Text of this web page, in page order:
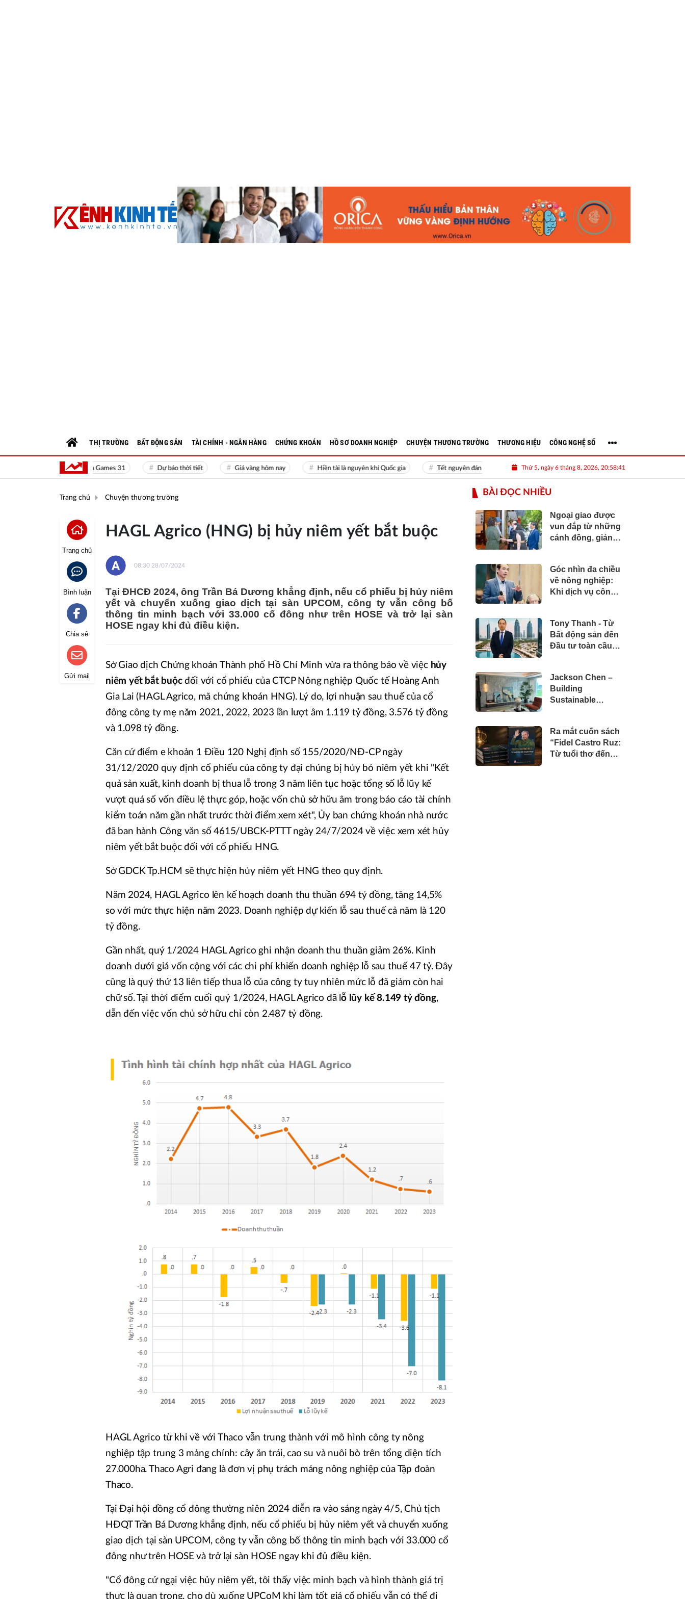
Sea Games 31 Dự báo thời tiết Giá vàng hôm nay Hiền tài là nguyên khí Quốc gia Tết nguyên đán Nhâm Dần 2022 Nguồn nhân lực Việt
Thứ 5, ngày 6 tháng 8, 2026, 20:58:43
THỊ TRƯỜNG BẤT ĐỘNG SẢN TÀI CHÍNH - NGÂN HÀNG CHỨNG KHOÁN HỒ SƠ DOANH NGHIỆP CHUYỆN THƯƠNG TRƯỜNG THƯƠNG HIỆU CÔNG NGHỆ SỐ
Trang chủ Chuyện thương trường
Trang chủ
Bình luận
Chia sẻ
Gửi mail
HAGL Agrico (HNG) bị hủy niêm yết bắt buộc
08:30 28/07/2024
Tại ĐHCĐ 2024, ông Trần Bá Dương khẳng định, nếu cổ phiếu bị hủy niêm
yết và chuyển xuống giao dịch tại sàn UPCOM, công ty vẫn công bố
thông tin minh bạch với 33.000 cổ đông như trên HOSE và trở lại sàn
HOSE ngay khi đủ điều kiện.
Sở Giao dịch Chứng khoán Thành phố Hồ Chí Minh vừa ra thông báo về việc hủy
niêm yết bắt buộcđối với cổ phiếu của CTCP Nông nghiệp Quốc tế Hoàng Anh
Gia Lai (HAGL Agrico, mã chứng khoán HNG). Lý do, lợi nhuận sau thuế của cổ
đông công ty mẹ năm 2021, 2022, 2023 lần lượt âm 1.119 tỷ đồng, 3.576 tỷ đồng
và 1.098 tỷ đồng.
Căn cứ điểm e khoản 1 Điều 120 Nghị định số 155/2020/NĐ-CP ngày
31/12/2020 quy định cổ phiếu của công ty đại chúng bị hủy bỏ niêm yết khi "Kết
quả sản xuất, kinh doanh bị thua lỗ trong 3 năm liên tục hoặc tổng số lỗ lũy kế
vượt quá số vốn điều lệ thực góp, hoặc vốn chủ sở hữu âm trong báo cáo tài chính
kiểm toán năm gần nhất trước thời điểm xem xét", Ủy ban chứng khoán nhà nước
đã ban hành Công văn số 4615/UBCK-PTTT ngày 24/7/2024 về việc xem xét hủy
niêm yết bắt buộc đối với cổ phiếu HNG.
Sở GDCK Tp.HCM sẽ thực hiện hủy niêm yết HNG theo quy định.
Năm 2024, HAGL Agrico lên kế hoạch doanh thu thuần 694 tỷ đồng, tăng 14,5%
so với mức thực hiện năm 2023. Doanh nghiệp dự kiến lỗ sau thuế cả năm là 120
tỷ đồng.
Gần nhất, quý 1/2024 HAGL Agrico ghi nhận doanh thu thuần giảm 26%. Kinh
doanh dưới giá vốn cộng với các chi phí khiến doanh nghiệp lỗ sau thuế 47 tỷ. Đây
cũng là quý thứ 13 liên tiếp thua lỗ của công ty tuy nhiên mức lỗ đã giảm còn hai
chữ số. Tại thời điểm cuối quý 1/2024, HAGL Agrico đã l ỗ lũy kế 8.149 tỷ đồng,
dẫn đến việc vốn chủ sở hữu chỉ còn 2.487 tỷ đồng.
HAGL Agrico từ khi về với Thaco vẫn trung thành với mô hình công ty nông
nghiệp tập trung 3 mảng chính: cây ăn trái, cao su và nuôi bò trên tổng diện tích
27.000ha. Thaco Agri đang là đơn vị phụ trách mảng nông nghiệp của Tập đoàn
Thaco.
Tại Đại hội đồng cổ đông thường niên 2024 diễn ra vào sáng ngày 4/5, Chủ tịch
HĐQT Trần Bá Dương khẳng định, nếu cổ phiếu bị hủy niêm yết và chuyển xuống
giao dịch tại sàn UPCOM, công ty vẫn công bố thông tin minh bạch với 33.000 cổ
đông như trên HOSE và trở lại sàn HOSE ngay khi đủ điều kiện.
"Cổ đông cứ ngại việc hủy niêm yết, tôi thấy việc minh bạch và hình thành giá trị
thực là quan trọng, cho dù xuống UPCoM khi làm tốt giá cổ phiếu vẫn có thể đi
BÀI ĐỌC NHIỀU
Ngoại giao được
vun đắp từ những
cánh đồng, giảng
Góc nhìn đa chiều
về nông nghiệp:
Khi dịch vụ công
Tony Thanh - Từ
Bất động sản đến
Đầu tư toàn cầu:
giá trị của một
doanh nhân Việt
tại Úc
Jackson Chen –
Building
Sustainable
Construction
Materials and
Innovative
Ra mắt cuốn sách
“Fidel Castro Ruz:
Từ tuổi thơ đến